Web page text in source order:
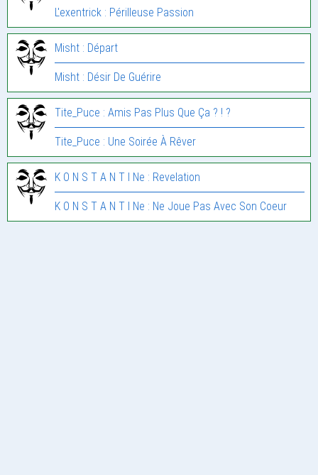
L'exentrick : Périlleuse Passion
Misht : Départ
Misht : Désir De Guérire
Tite_Puce : Amis Pas Plus Que Ça ? ! ?
Tite_Puce : Une Soirée À Rêver
K O N S T A N T I Ne : Revelation
K O N S T A N T I Ne : Ne Joue Pas Avec Son Coeur